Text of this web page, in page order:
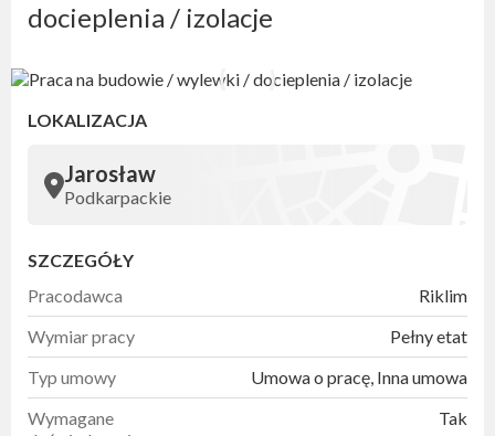
docieplenia / izolacje
LOKALIZACJA
Jarosław
Podkarpackie
SZCZEGÓŁY
Pracodawca
Riklim
Wymiar pracy
Pełny etat
Typ umowy
Umowa o pracę, Inna umowa
Wymagane
Tak